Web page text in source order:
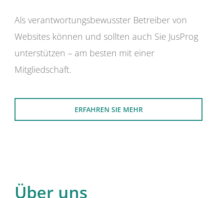
Als verantwortungsbewusster Betreiber von
Websites können und sollten auch Sie JusProg
unterstützen – am besten mit einer
Mitgliedschaft.
ERFAHREN SIE MEHR
Über uns